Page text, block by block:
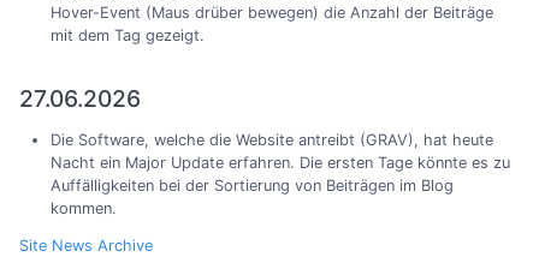
Hover-Event (Maus drüber bewegen) die Anzahl der Beiträge
mit dem Tag gezeigt.
27.06.2026
Die Software, welche die Website antreibt (GRAV), hat heute
Nacht ein Major Update erfahren. Die ersten Tage könnte es zu
Auffälligkeiten bei der Sortierung von Beiträgen im Blog
kommen.
Site News Archive